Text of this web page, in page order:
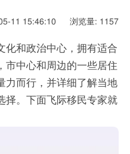
11 15:46:10 浏览量: 1157
化和政治中心，拥有适合
市中心和周边的一些居住
力而行，并详细了解当地
择。下面飞际移民专家就